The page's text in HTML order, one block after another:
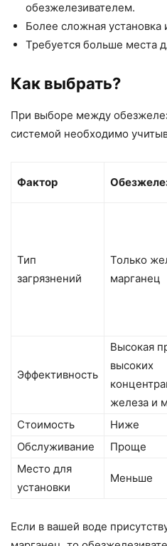
обезжелезивателем.
Более сложная установка
Требуется больше места
Как выбрать?
При выборе между
системой необходимо
Фактор
Тип
загрязнений
Только
марганец
Эффективность
Высокая
высоких
железа и
Стоимость Ниже
Обслуживание
Проще
Место для
установки
Меньше
Если в вашей воде